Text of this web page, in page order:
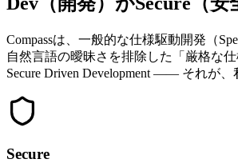
Compassは、一般的な仕様駆動開発（
自然言語の曖昧さを排除した「厳格な
Secure Driven Development ―― それが、
Secure